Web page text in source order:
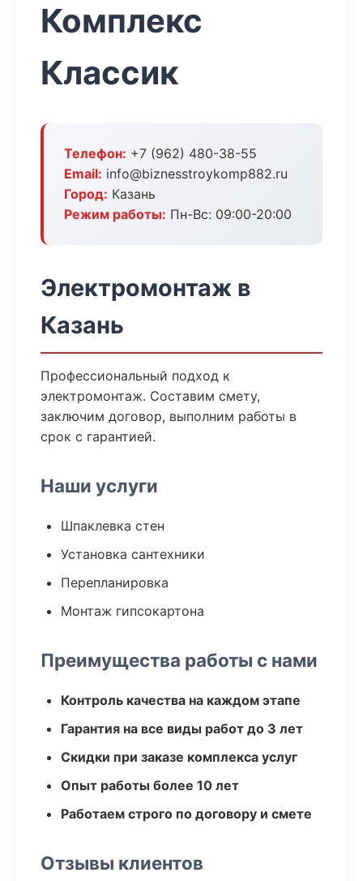
Комплекс
Классик
Телефон: +7 (962) 480-38-55
Email: info@biznesstroykomp882.ru
Город: Казань
Режим работы: Пн-Вс: 09:00-20:00
Электромонтаж в
Казань
Профессиональный подход к
электромонтаж. Составим смету,
заключим договор, выполним работы в
срок с гарантией.
Наши услуги
Шпаклевка стен
Установка сантехники
Перепланировка
Монтаж гипсокартона
Преимущества работы с нами
Контроль качества на каждом этапе
Гарантия на все виды работ до 3 лет
Скидки при заказе комплекса услуг
Опыт работы более 10 лет
Работаем строго по договору и смете
Отзывы клиентов